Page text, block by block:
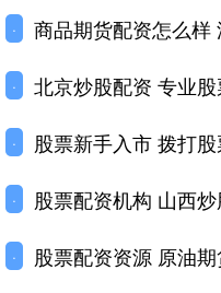
· 商品期货配资怎么样 深圳股票配
· 北京炒股配资 专业股票配资
· 股票新手入市 拨打股票配资
· 股票配资机构 山西炒股配资：
· 股票配资资源 原油期货配资开